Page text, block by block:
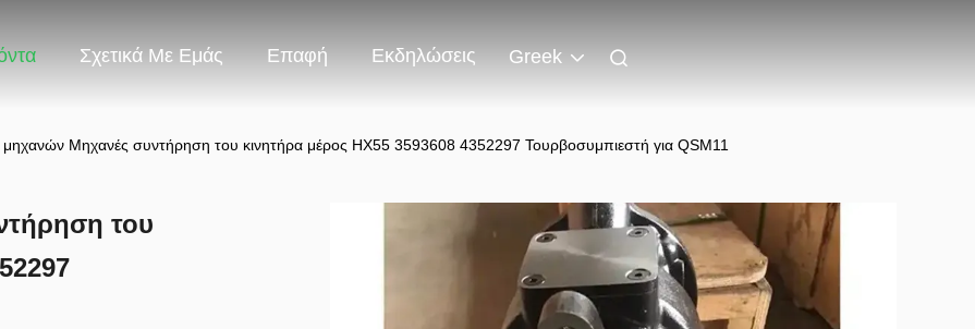
Σχετικά Με Εμάς Επαφή Εκδηλώσεις Greek
μηχανών Μηχανές συντήρηση του κινητήρα μέρος HX55 3593608 4352297 Τουρβοσυμπιεστή για QSM11
του